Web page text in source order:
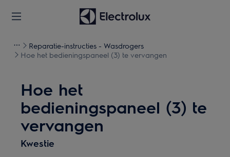
Reparatie-instructies - Wasdrogers
Hoe het bedieningspaneel (3) te vervangen
Hoe het
bedieningspaneel (3) te
vervangen
Kwestie